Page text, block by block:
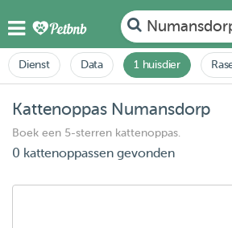
Dienst Data 1 huisdier
Kattenoppas Numansdorp
Boek een 5-sterren kattenoppas.
0 kattenoppassen gevonden